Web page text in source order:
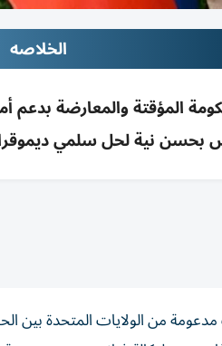
الخلاصه
المؤقتة والمعارضة
بحسن نية لحل سلمي
من الولايات المتحدة بين